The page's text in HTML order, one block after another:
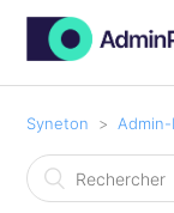
Syneton